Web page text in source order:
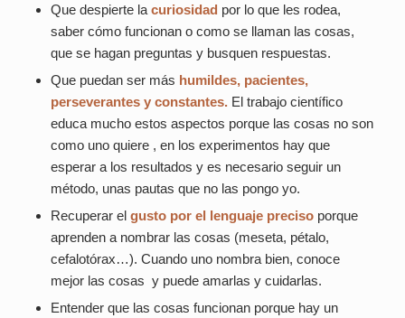
Que despierte la curiosidad por lo que les rodea,
saber cómo funcionan o como se llaman las cosas,
que se hagan preguntas y busquen respuestas.
Que puedan ser más humildes, pacientes,
perseverantes y constantes.El trabajo científico
educa mucho estos aspectos porque las cosas no son
como uno quiere , en los experimentos hay que
esperar a los resultados y es necesario seguir un
método, unas pautas que no las pongo yo.
Recuperar el gusto por el lenguaje precisoporque
aprenden a nombrar las cosas (meseta, pétalo,
cefalotórax…). Cuando uno nombra bien, conoce
mejor las cosas y puede amarlas y cuidarlas.
Entender que las cosas funcionan porque hay un